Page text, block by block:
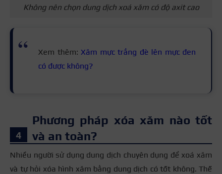
Không nên chọn dung dịch xoá xăm có độ axit cao
Xem thêm: Xăm mực trắng đè lên mực đen
có được không?
Phương pháp xóa xăm nào tốt
và an toàn?
Nhiều người sử dụng dung dịch chuyên dụng để xoá xăm
và tự hỏi xóa hình xăm bằng dung dịch có tốt không. Thế